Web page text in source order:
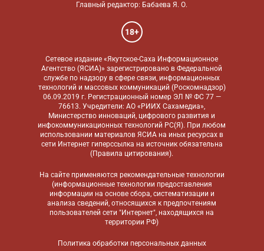
Главный редактор: Бабаева Я. О.
18+
Сетевое издание «Якутское-Саха Информационное
Агентство (ЯСИА)» зарегистрировано в Федеральной
службе по надзору в сфере связи, информационных
технологий и массовых коммуникаций (Роскомнадзор)
06.09.2019 г. Регистрационный номер ЭЛ № ФС 77 —
76613. Учредители: АО «РИИХ Сахамедиа»,
Министерство инноваций, цифрового развития и
инфокоммуникационных технологий РС(Я). При любом
использовании материалов ЯСИА на иных ресурсах в
сети Интернет гиперссылка на источник обязательна
(Правила цитирования).
На сайте применяются рекомендательные технологии
(информационные технологии предоставления
информации на основе сбора, систематизации и
анализа сведений, относящихся к предпочтениям
пользователей сети "Интернет", находящихся на
территории РФ)
Политика обработки персональных данных